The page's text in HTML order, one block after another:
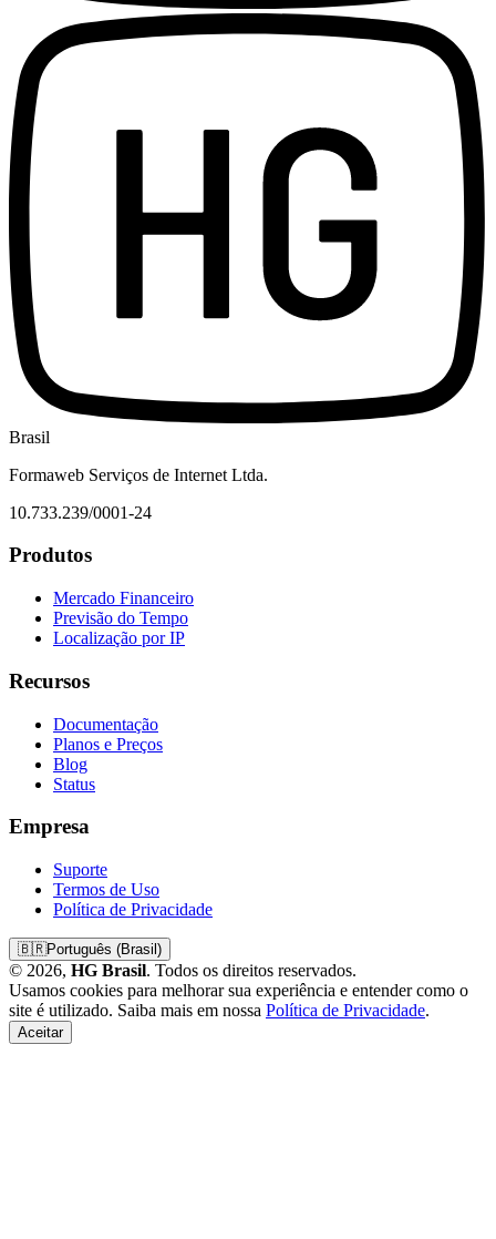
Brasil
Formaweb Serviços de Internet Ltda.
10.733.239/0001-24
Produtos
Mercado Financeiro
Previsão do Tempo
Localização por IP
Recursos
Documentação
Planos e Preços
Blog
Status
Empresa
Suporte
Termos de Uso
Política de Privacidade
🇧🇷Português (Brasil)
© 2026, HG Brasil. Todos os direitos reservados.
Usamos cookies para melhorar sua experiência e entender como o
site é utilizado. Saiba mais em nossa Política de Privacidade.
Aceitar